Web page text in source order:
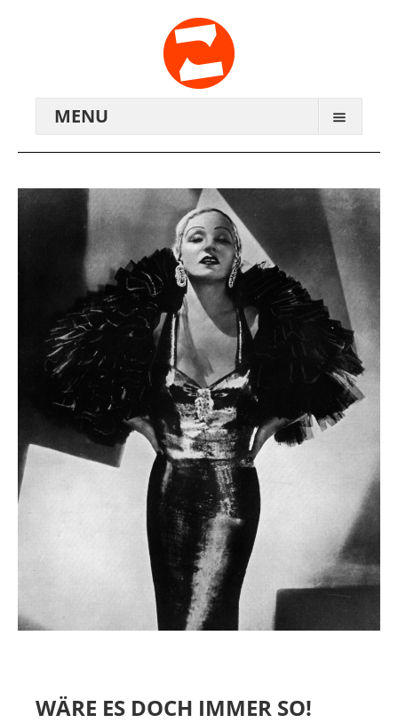
MENU
ARCHIV
WIR ÜBER UNS
ANREISE
KONTAKTE
ZENTRALWERK E.V.
GENOSSENSCHAFT
MIETER:INNEN
DER ORT UND SEINE GESCHICHTE
UNSER POLITISCHES SELBSTVERSTÄNDNIS
NACHHALTIGKEIT UND KLIMASCHUTZ
WE ARE MEMBERS OF TRANS EUROPE HALLES
VERMIETUNG
WÄRE ES DOCH IMMER SO!